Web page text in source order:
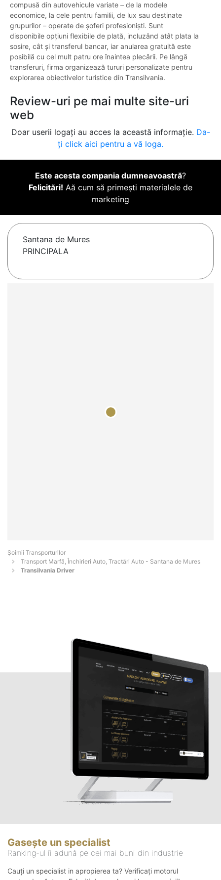
compusă din autovehicule variate – de la modele
economice, la cele pentru familii, de lux sau destinate
grupurilor – operate de șoferi profesioniști. Sunt
disponibile opțiuni flexibile de plată, incluzând atât plata la
sosire, cât și transferul bancar, iar anularea gratuită este
posibilă cu cel mult patru ore înaintea plecării. Pe lângă
transferuri, firma organizează tururi personalizate pentru
explorarea obiectivelor turistice din Transilvania.
Review-uri pe mai multe site-uri
web
Doar userii logați au acces la această informație. Da-
ți click aici pentru a vă loga.
Este acesta compania dumneavoastră?
Felicitări! Aă cum să primești materialele de
marketing
Santana de Mures
PRINCIPALA
Șoimii Transporturilor
Transport Marfă, Închirieri Auto, Tractări Auto - Santana de Mures
Transilvania Driver
Gasește un specialist
Ranking-ul îi adună pe cei mai buni din industrie
Cauți un specialist in apropierea ta? Verificați motorul